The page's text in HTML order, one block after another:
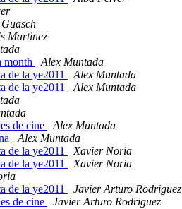
Martinez
month
Alex Muntada
de la ye2011
Alex Muntada
de la ye2011
Alex Muntada
de cine
Alex Muntada
Alex Muntada
de la ye2011
Xavier Noria
de la ye2011
Xavier Noria
de la ye2011
Javier Arturo Rodriguez
de cine
Javier Arturo Rodriguez